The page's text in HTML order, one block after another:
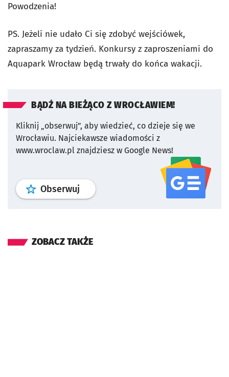
Powodzenia!
PS. Jeżeli nie udało Ci się zdobyć wejściówek,
zapraszamy za tydzień. Konkursy z zaproszeniami do
Aquapark Wrocław będą trwały do końca wakacji.
BĄDŹ NA BIEŻĄCO Z WROCŁAWIEM!
Kliknij „obserwuj”, aby wiedzieć, co dzieje się we
Wrocławiu. Najciekawsze wiadomości z
www.wroclaw.pl znajdziesz w Google News!
Obserwuj profil serwisu
ZOBACZ TAKŻE